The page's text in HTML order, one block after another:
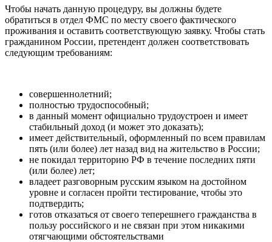
Чтобы начать данную процедуру, вы должны будете
обратиться в отдел ФМС по месту своего фактического
проживания и оставить соответствующую заявку. Чтобы стать
гражданином России, претендент должен соответствовать
следующим требованиям:
совершеннолетний;
полностью трудоспособный;
в данный момент официально трудоустроен и имеет
стабильный доход (и может это доказать);
имеет действительный, оформленный по всем правилам
пять (или более) лет назад вид на жительство в России;
не покидал территорию РФ в течение последних пяти
(или более) лет;
владеет разговорным русским языком на достойном
уровне и согласен пройти тестирование, чтобы это
подтвердить;
готов отказаться от своего теперешнего гражданства в
пользу российского и не связан при этом никакими
отягчающими обстоятельствами